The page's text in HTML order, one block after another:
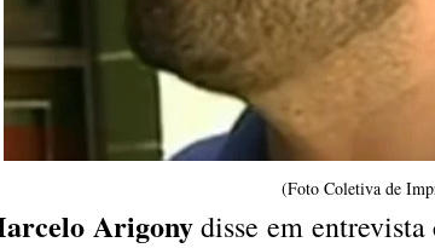
(Foto Coletiva de
Arigonydisse em